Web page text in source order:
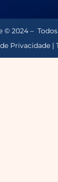
© 2024 –
Privacidade |